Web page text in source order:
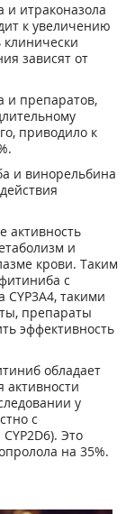
итраконазола
к увеличению
клинически
зависят от
и препаратов,
приводило к
и винорельбина
активность
и
крови. Таким
с
такими
препараты
эффективность
обладает
активности
у
с
Это
на 35%.